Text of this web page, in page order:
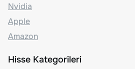
Nvidia
Apple
Amazon
Hisse Kategorileri